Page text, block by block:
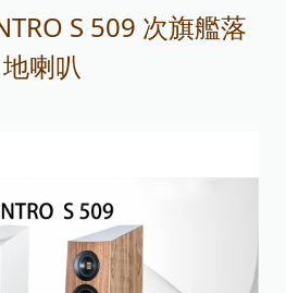
S 509 次旗艦落
地喇叭